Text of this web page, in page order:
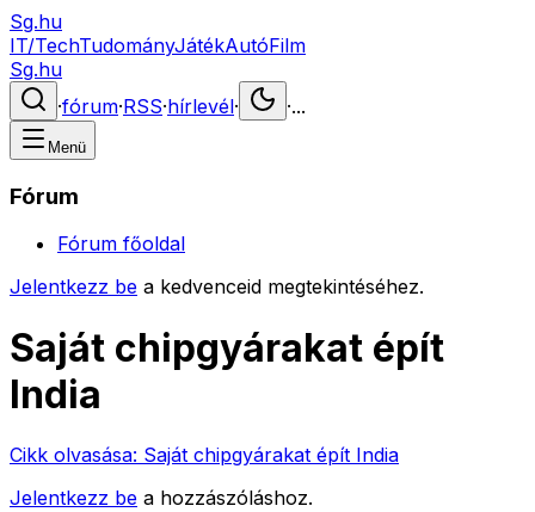
Sg.hu
IT/TechTudományJátékAutóFilm
Sg.hu
·fórum·RSS·hírlevél· ·...
Menü
Fórum
Fórum főoldal
Jelentkezz be a kedvenceid megtekintéséhez.
Saját chipgyárakat épít
India
Cikk olvasása: Saját chipgyárakat épít India
Jelentkezz be a hozzászóláshoz.